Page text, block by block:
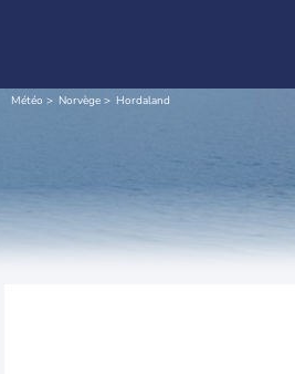
Météo Norvège Hordaland